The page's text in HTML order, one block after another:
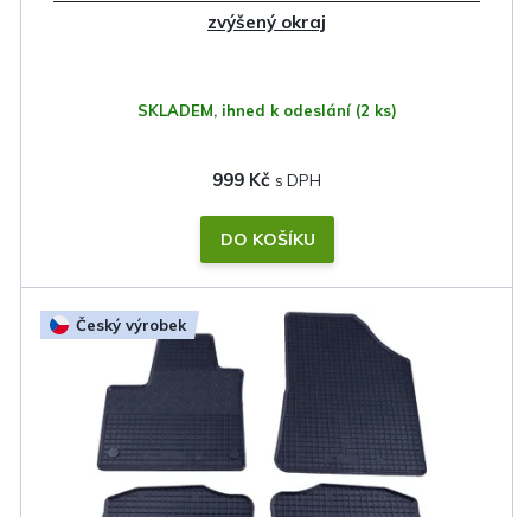
zvýšený okraj
SKLADEM, ihned k odeslání (2 ks)
999 Kč
DO KOŠÍKU
Český výrobek